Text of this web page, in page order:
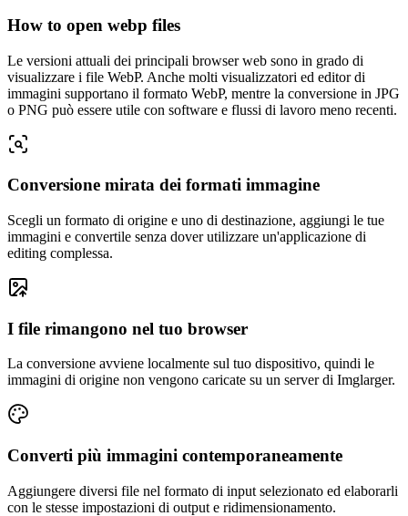
How to open webp files
Le versioni attuali dei principali browser web sono in grado di
visualizzare i file WebP. Anche molti visualizzatori ed editor di
immagini supportano il formato WebP, mentre la conversione in JPG
o PNG può essere utile con software e flussi di lavoro meno recenti.
Conversione mirata dei formati immagine
Scegli un formato di origine e uno di destinazione, aggiungi le tue
immagini e convertile senza dover utilizzare un'applicazione di
editing complessa.
I file rimangono nel tuo browser
La conversione avviene localmente sul tuo dispositivo, quindi le
immagini di origine non vengono caricate su un server di Imglarger.
Converti più immagini contemporaneamente
Aggiungere diversi file nel formato di input selezionato ed elaborarli
con le stesse impostazioni di output e ridimensionamento.